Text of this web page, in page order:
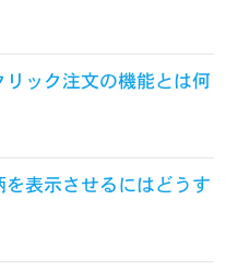
ック注文の機能とは何
表示させるにはどうす